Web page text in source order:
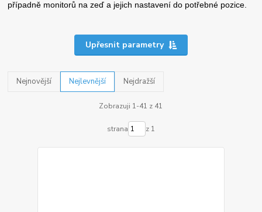
případně monitorů na zeď a jejich nastavení do potřebné pozice.
Upřesnit parametry
Nejnovější Nejlevnější Nejdražší
Zobrazuji 1-41 z 41
strana z 1